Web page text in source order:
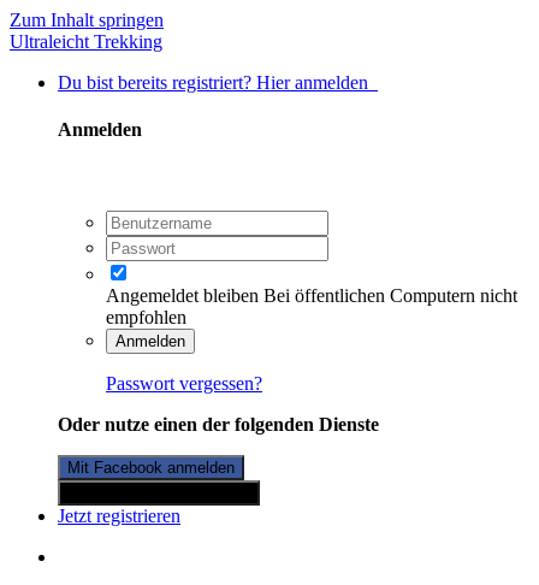
Zum Inhalt springen
Ultraleicht Trekking
Du bist bereits registriert? Hier anmelden
Anmelden
Angemeldet bleiben Bei öffentlichen Computern nicht
empfohlen
Anmelden
Passwort vergessen?
Oder nutze einen der folgenden Dienste
Mit Facebook anmelden
Jetzt registrieren